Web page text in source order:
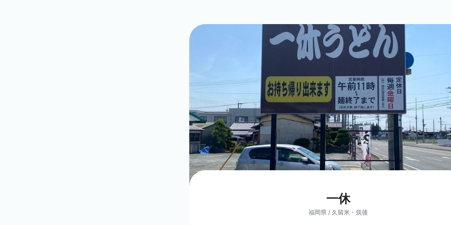
一休
福岡県 / 久留米・筑後